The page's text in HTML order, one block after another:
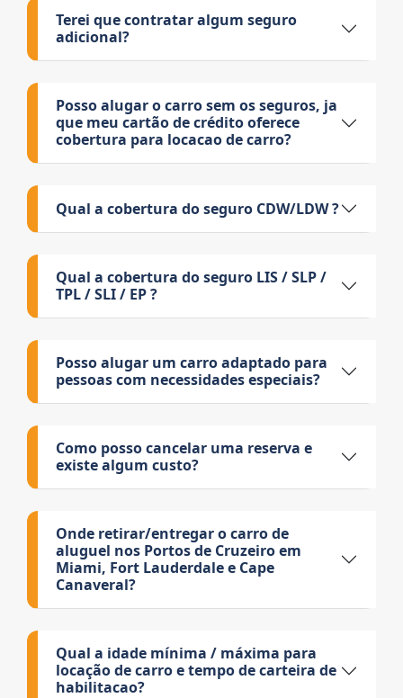
Terei que contratar algum seguro
adicional?
Posso alugar o carro sem os seguros, ja
que meu cartão de crédito oferece
cobertura para locacao de carro?
Qual a cobertura do seguro CDW/LDW ?
Qual a cobertura do seguro LIS / SLP /
TPL / SLI / EP ?
Posso alugar um carro adaptado para
pessoas com necessidades especiais?
Como posso cancelar uma reserva e
existe algum custo?
Onde retirar/entregar o carro de
aluguel nos Portos de Cruzeiro em
Miami, Fort Lauderdale e Cape
Canaveral?
Qual a idade mínima / máxima para
locação de carro e tempo de carteira de
habilitacao?